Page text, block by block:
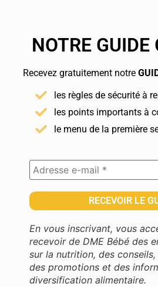
NOTRE GUIDE
Recevez gratuitement notre
les règles de sécurité à
les points importants à
le menu de la première
En vous inscrivant, vous
recevoir de DME Bébé des
sur la nutrition, des
des promotions et des
diversification alimentaire.